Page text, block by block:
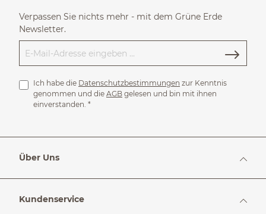
Verpassen Sie nichts mehr - mit dem Grüne Erde
Newsletter.
Ich habe die Datenschutzbestimmungen zur Kenntnis
genommen und die AGB gelesen und bin mit ihnen
einverstanden. *
Über Uns
Kundenservice